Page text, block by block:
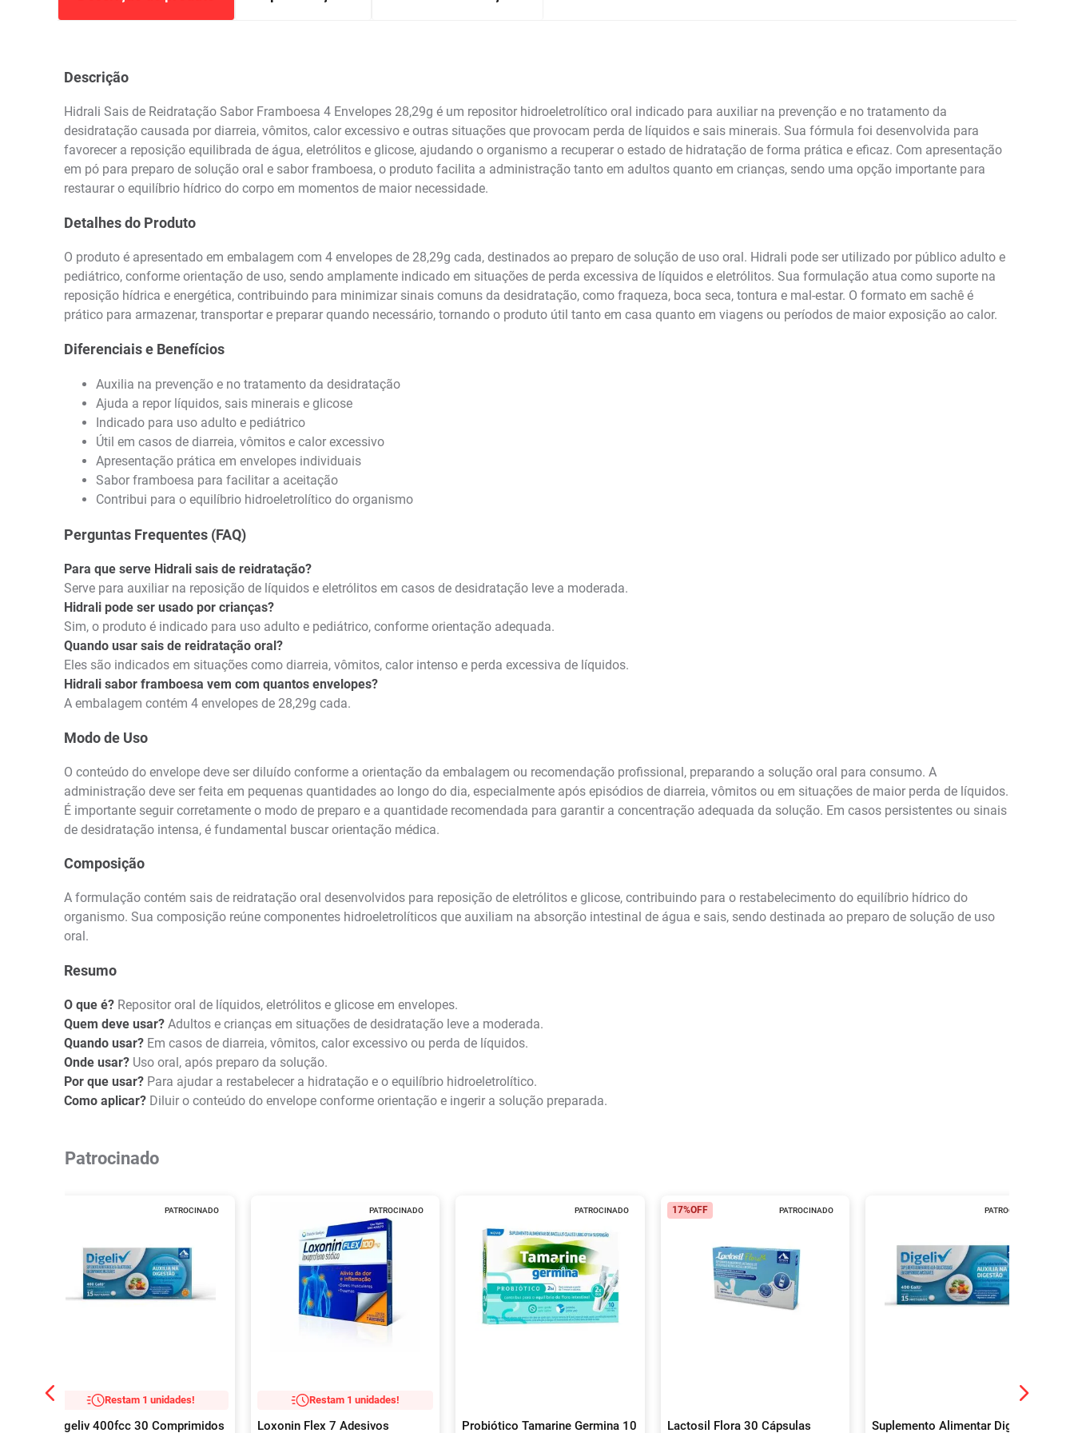
Descrição
Hidrali Sais de Reidratação Sabor Framboesa 4 Envelopes 28,29g é um repositor hidroeletrolítico oral indicado para auxiliar na prevenção e no tratamento da
desidratação causada por diarreia, vômitos, calor excessivo e outras situações que provocam perda de líquidos e sais minerais. Sua fórmula foi desenvolvida para
favorecer a reposição equilibrada de água, eletrólitos e glicose, ajudando o organismo a recuperar o estado de hidratação de forma prática e eficaz. Com apresentação
em pó para preparo de solução oral e sabor framboesa, o produto facilita a administração tanto em adultos quanto em crianças, sendo uma opção importante para
restaurar o equilíbrio hídrico do corpo em momentos de maior necessidade.
Detalhes do Produto
O produto é apresentado em embalagem com 4 envelopes de 28,29g cada, destinados ao preparo de solução de uso oral. Hidrali pode ser utilizado por público adulto e
pediátrico, conforme orientação de uso, sendo amplamente indicado em situações de perda excessiva de líquidos e eletrólitos. Sua formulação atua como suporte na
reposição hídrica e energética, contribuindo para minimizar sinais comuns da desidratação, como fraqueza, boca seca, tontura e mal-estar. O formato em sachê é
prático para armazenar, transportar e preparar quando necessário, tornando o produto útil tanto em casa quanto em viagens ou períodos de maior exposição ao calor.
Diferenciais e Benefícios
Auxilia na prevenção e no tratamento da desidratação
Ajuda a repor líquidos, sais minerais e glicose
Indicado para uso adulto e pediátrico
Útil em casos de diarreia, vômitos e calor excessivo
Apresentação prática em envelopes individuais
Sabor framboesa para facilitar a aceitação
Contribui para o equilíbrio hidroeletrolítico do organismo
Perguntas Frequentes (FAQ)
Para que serve Hidrali sais de reidratação?
Serve para auxiliar na reposição de líquidos e eletrólitos em casos de desidratação leve a moderada.
Hidrali pode ser usado por crianças?
Sim, o produto é indicado para uso adulto e pediátrico, conforme orientação adequada.
Quando usar sais de reidratação oral?
Eles são indicados em situações como diarreia, vômitos, calor intenso e perda excessiva de líquidos.
Hidrali sabor framboesa vem com quantos envelopes?
A embalagem contém 4 envelopes de 28,29g cada.
Modo de Uso
O conteúdo do envelope deve ser diluído conforme a orientação da embalagem ou recomendação profissional, preparando a solução oral para consumo. A
administração deve ser feita em pequenas quantidades ao longo do dia, especialmente após episódios de diarreia, vômitos ou em situações de maior perda de líquidos.
É importante seguir corretamente o modo de preparo e a quantidade recomendada para garantir a concentração adequada da solução. Em casos persistentes ou sinais
de desidratação intensa, é fundamental buscar orientação médica.
Composição
A formulação contém sais de reidratação oral desenvolvidos para reposição de eletrólitos e glicose, contribuindo para o restabelecimento do equilíbrio hídrico do
organismo. Sua composição reúne componentes hidroeletrolíticos que auxiliam na absorção intestinal de água e sais, sendo destinada ao preparo de solução de uso
oral.
Resumo
O que é? Repositor oral de líquidos, eletrólitos e glicose em envelopes.
Quem deve usar? Adultos e crianças em situações de desidratação leve a moderada.
Quando usar? Em casos de diarreia, vômitos, calor excessivo ou perda de líquidos.
Onde usar? Uso oral, após preparo da solução.
Por que usar? Para ajudar a restabelecer a hidratação e o equilíbrio hidroeletrolítico.
Como aplicar? Diluir o conteúdo do envelope conforme orientação e ingerir a solução preparada.
Patrocinado
PATROCINADO
Restam 1 unidades!
Digeliv 400fcc 30 Comprimidos
PATROCINADO
Restam 1 unidades!
Loxonin Flex 7 Adesivos
PATROCINADO
Probiótico Tamarine Germina 10
PATROCINADO
17%OFF
Lactosil Flora 30 Cápsulas
PATROCINADO
Suplemento Alimentar Digeliv